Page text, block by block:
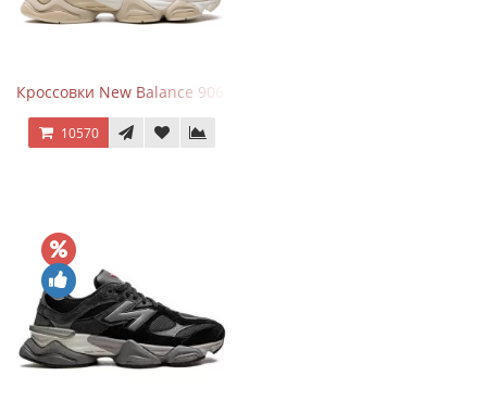
Кроссовки New Balance 9060 Beige White
10570